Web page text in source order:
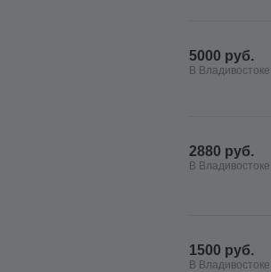
5000 руб.
В Владивостоке
2880 руб.
В Владивостоке
1500 руб.
В Владивостоке